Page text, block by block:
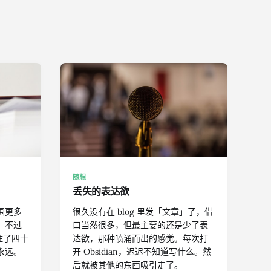
更多
不过
了四十
。
随想
丢失的表达欲
很久没有在 blog 里发「文章」了，借
口当然很多，但最主要的还是少了表
达欲，那种喷涌而出的感觉。每次打
开 Obsidian，迟迟不知道写什么。然
后就被其他的东西吸引走了。